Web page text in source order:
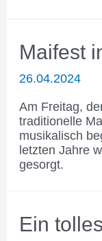
Maifest
26.04.2024
Am Freitag,
traditionelle
musikalisch
letzten Jahre
gesorgt.
Ein